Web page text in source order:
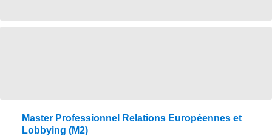
Master Professionnel Relations Européennes et
Lobbying (M2)